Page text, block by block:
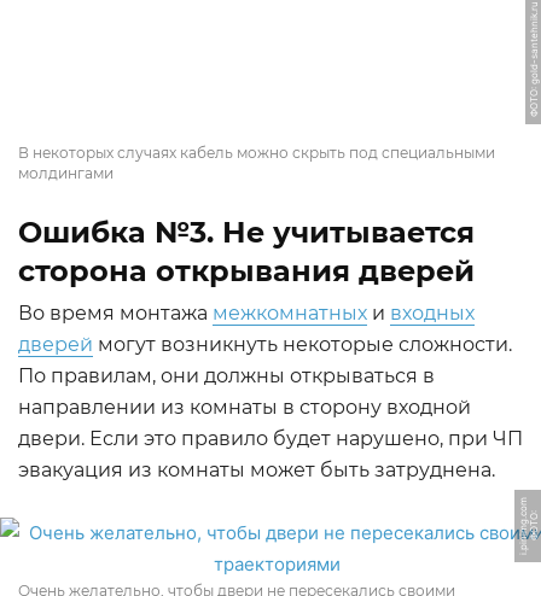
ФОТО: gold-santehnik.ru
В некоторых случаях кабель можно скрыть под специальными
молдингами
Ошибка №3. Не учитывается
сторона открывания дверей
Во время монтажа межкомнатных и входных
дверей могут возникнуть некоторые сложности.
По правилам, они должны открываться в
направлении из комнаты в сторону входной
двери. Если это правило будет нарушено, при ЧП
эвакуация из комнаты может быть затруднена.
Ф
О
Т
О:
i.
pi
ni
m
g.
c
o
m
Очень желательно, чтобы двери не пересекались своими